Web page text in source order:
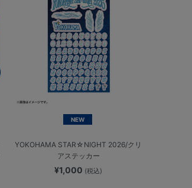
NEW
YOKOHAMA STAR☆NIGHT 2026/クリ
アステッカー
¥1,000 (税込)